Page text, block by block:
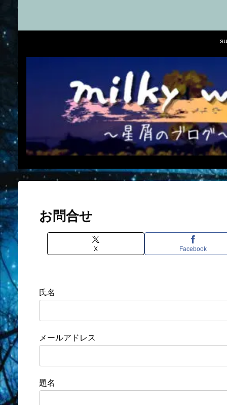
お問合せ
X Facebook
氏名
メールアドレス
題名